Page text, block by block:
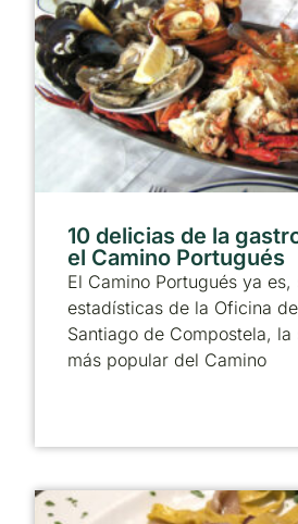
10 delicias de la
el Camino Portugués
El Camino Portugués ya es,
estadísticas de la Oficina
Santiago de Compostela, la
más popular del Camino